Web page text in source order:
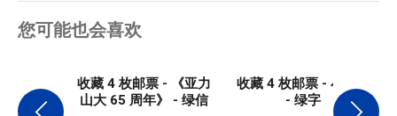
您可能也会喜欢
收藏 4 枚邮票 - 《亚力
山大 65 周年》 - 绿信
收藏 4 枚邮票 - 小王子
- 绿字